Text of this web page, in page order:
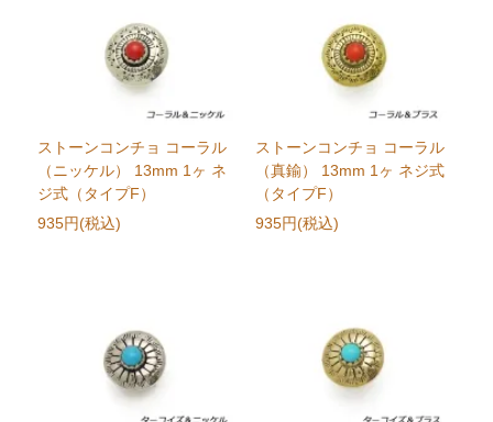
ストーンコンチョ コーラル
（ニッケル） 13mm 1ヶ ネ
ジ式（タイプF）
935円(税込)
ストーンコンチョ コーラル
（真鍮） 13mm 1ヶ ネジ式
（タイプF）
935円(税込)